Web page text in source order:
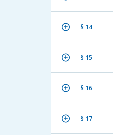
§ 14
§ 15
§ 16
§ 17